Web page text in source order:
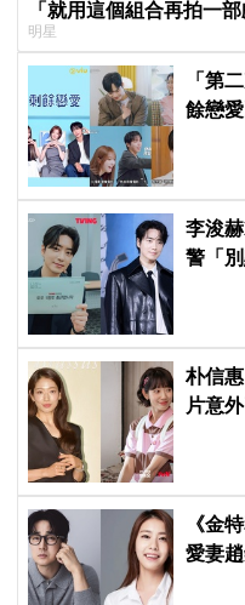
「就用這個組合再拍一部
明星
「第
餘戀
李浚
警「
朴信
片意
《金
愛妻